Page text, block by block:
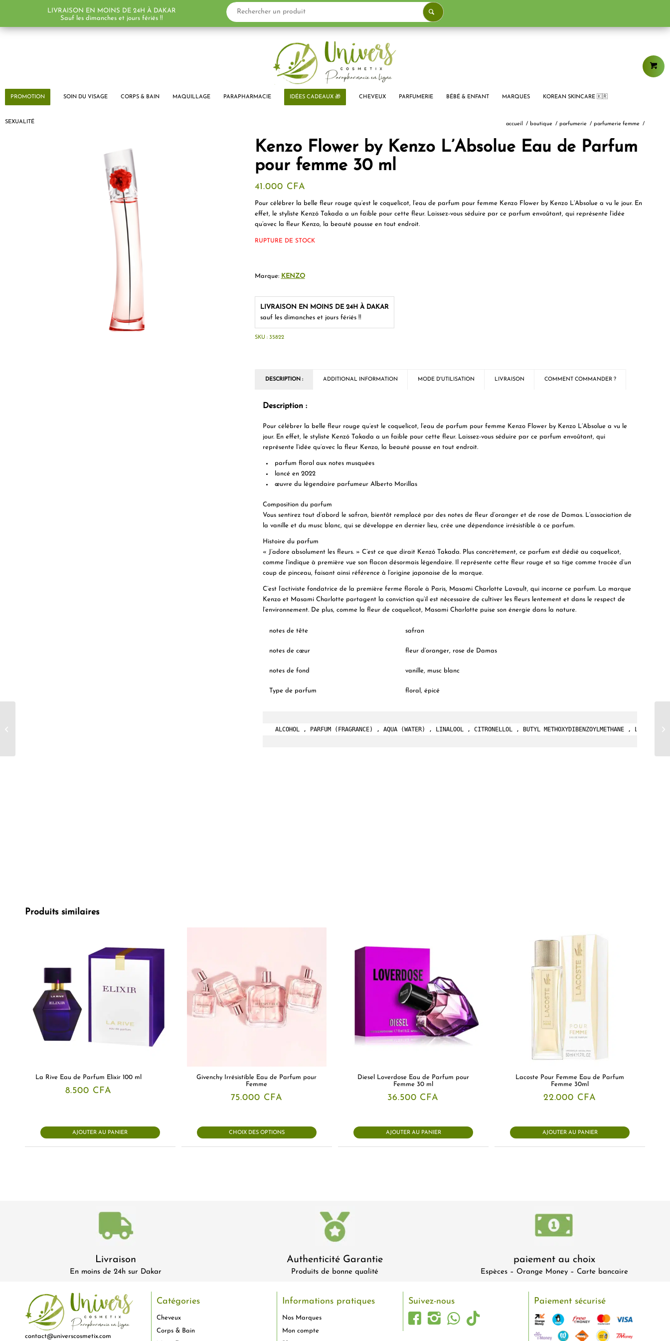
PROMOTION SOIN DU VISAGE CORPS & BAIN MAQUILLAGE PARAPHARMACIE IDÉES CADEAUX 🎁 CHEVEUX PARFUMERIE BÉBÉ & ENFANT MARQUES KOREAN SKINCARE 🇰🇷
SEXUALITÉ accueil / boutique / parfumerie / parfumerie femme /
Kenzo Flower by Kenzo L’Absolue Eau de Parfum
pour femme 30 ml
41.000 CFA
Pour célébrer la belle fleur rouge qu’est le coquelicot, l’eau de parfum pour femme Kenzo Flower by Kenzo L’Absolue a vu le jour. En
effet, le styliste Kenzó Takada a un faible pour cette fleur. Laissez-vous séduire par ce parfum envoûtant, qui représente l’idée
qu’avec la fleur Kenzo, la beauté pousse en tout endroit.
RUPTURE DE STOCK
Marque: KENZO
LIVRAISON EN MOINS DE 24H À DAKAR
sauf les dimanches et jours fériés !!
SKU : 35822
DESCRIPTION : ADDITIONAL INFORMATION MODE D'UTILISATION LIVRAISON COMMENT COMMANDER ?
Description :
Pour célébrer la belle fleur rouge qu’est le coquelicot, l’eau de parfum pour femme Kenzo Flower by Kenzo L’Absolue a vu le
jour. En effet, le styliste Kenzó Takada a un faible pour cette fleur. Laissez-vous séduire par ce parfum envoûtant, qui
représente l’idée qu’avec la fleur Kenzo, la beauté pousse en tout endroit.
parfum floral aux notes musquées
lancé en 2022
œuvre du légendaire parfumeur Alberto Morillas
Composition du parfum
Vous sentirez tout d’abord le safran, bientôt remplacé par des notes de fleur d’oranger et de rose de Damas. L’association de
la vanille et du musc blanc, qui se développe en dernier lieu, crée une dépendance irrésistible à ce parfum.
Histoire du parfum
« J’adore absolument les fleurs. » C’est ce que dirait Kenzó Takada. Plus concrètement, ce parfum est dédié au coquelicot,
comme l’indique à première vue son flacon désormais légendaire. Il représente cette fleur rouge et sa tige comme tracée d’un
coup de pinceau, faisant ainsi référence à l’origine japonaise de la marque.
C’est l’activiste fondatrice de la première ferme florale à Paris, Masami Charlotte Lavault, qui incarne ce parfum. La marque
Kenzo et Masami Charlotte partagent la conviction qu’il est nécessaire de cultiver les fleurs lentement et dans le respect de
l’environnement. De plus, comme la fleur de coquelicot, Masami Charlotte puise son énergie dans la nature.
notes de tête safran
notes de cœur fleur d’oranger, rose de Damas
notes de fond vanille, musc blanc
Type de parfum floral, épicé
ALCOHOL , PARFUM (FRAGRANCE) , AQUA (WATER) , LINALOOL , CITRONELLOL , BUTYL METHOXYDIBENZOYLMETHANE ,
Produits similaires
La Rive Eau de Parfum Elixir 100 ml
8.500 CFA
AJOUTER AU PANIER
Givenchy Irrésistible Eau de Parfum pour
Femme
75.000 CFA
CHOIX DES OPTIONS
Diesel Loverdose Eau de Parfum pour
Femme 30 ml
36.500 CFA
AJOUTER AU PANIER
Lacoste Pour Femme Eau de Parfum
Femme 30ml
22.000 CFA
AJOUTER AU PANIER
LIVRAISON EN MOINS DE 24H À DAKAR
Sauf les dimanches et jours fériés !!
Livraison
En moins de 24h sur Dakar
Authenticité Garantie
Produits de bonne qualité
paiement au choix
Espèces – Orange Money – Carte bancaire
contact@universcosmetix.com
Catégories
Cheveux
Corps & Bain
Informations pratiques
Nos Marques
Mon compte
Suivez-nous Paiement sécurisé